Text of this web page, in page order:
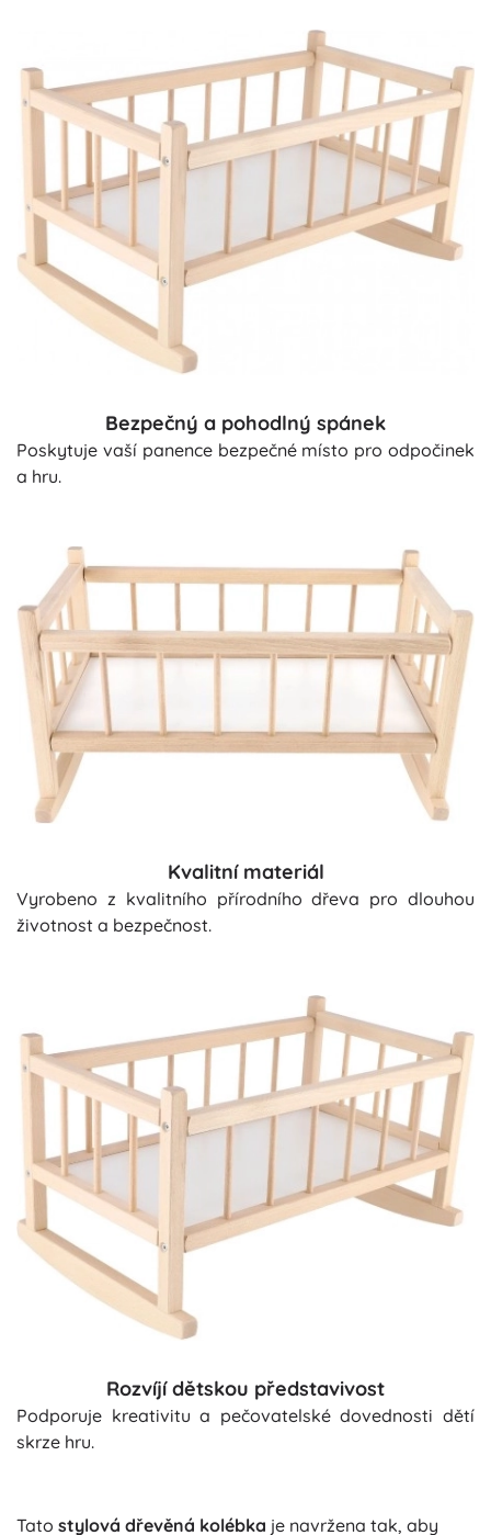
Bezpečný a pohodlný spánek
Poskytuje vaší panence bezpečné místo pro odpočinek
a hru.
Kvalitní materiál
Vyrobeno z kvalitního přírodního dřeva pro dlouhou
životnost a bezpečnost.
Rozvíjí dětskou představivost
Podporuje kreativitu a pečovatelské dovednosti dětí
skrze hru.
Tato stylová dřevěná kolébka je navržena tak, aby